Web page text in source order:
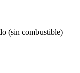
(sin combustible)